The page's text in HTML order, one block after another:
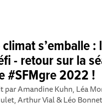
s’emballe :
- retour sur la
#SFMgre 2022 !
par Amandine Kuhn, Léa
Arthur Vial & Léo